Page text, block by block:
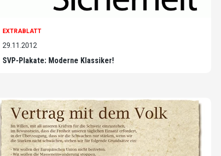
EXTRABLATT
29.11.2012
SVP-Plakate: Moderne Klassiker!